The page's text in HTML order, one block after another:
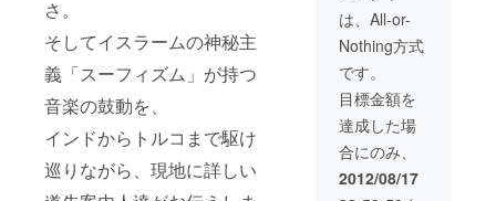
さ。
そしてイスラームの神秘主
義「スーフィズム」が持つ
音楽の鼓動を、
インドからトルコまで駆け
巡りながら、現地に詳しい
られないま
ま世界中に
眠っている
音楽、日本
に伝えない
ともったい
ない！」と
いう彼のお
ん。一音楽ライ
ターとなり、愛
する音楽につい
ての熱い想いを
Oarに刻んでく
ださい。 ※達成
後にお送りする
メッセージに必
ずお返事いただ
けますようお願
ベット特集）を1
冊プレゼントい
たします。 ④あ
なたの広告を
Oarに掲載しま
す。A4の1/4サ
イズ、白黒。お
店・ブログ宣
伝・自己紹介・
メッセージ等、
は、All-or-
Nothing方式
です。
目標金額を
達成した場
合にのみ、
2012/08/17